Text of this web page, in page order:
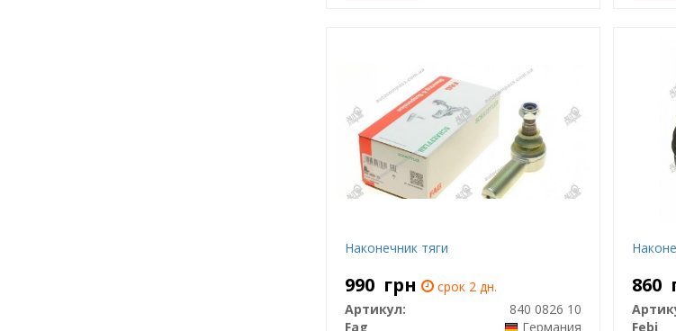
Наконечник тяги
990 грн
срок 2 дн.
Артикул:
840 0826 10
Fag
Германия
860
Febi